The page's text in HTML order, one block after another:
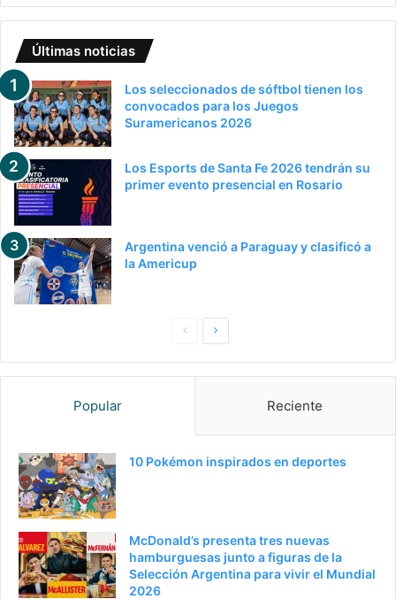
Últimas noticias
Los seleccionados de sóftbol tienen los
convocados para los Juegos
Suramericanos 2026
Los Esports de Santa Fe 2026 tendrán su
primer evento presencial en Rosario
Argentina venció a Paraguay y clasificó a
la Americup
g
e
r
g
p
á
Popular Reciente
10 Pokémon inspirados en deportes
McDonald’s presenta tres nuevas
hamburguesas junto a figuras de la
Selección Argentina para vivir el Mundial
2026